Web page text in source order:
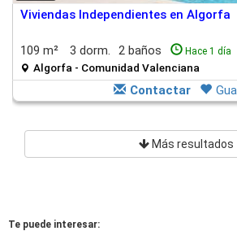
Viviendas Independientes en Algorfa
109 m² 3 dorm. 2 baños Hace 1 día
Algorfa - Comunidad Valenciana
Contactar
Más resultados
Te puede interesar: